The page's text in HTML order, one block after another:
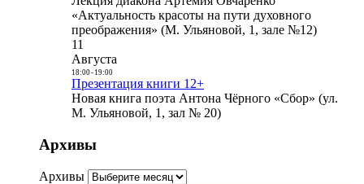
«Актуальность красоты на пути духовного
преображения» (М. Ульяновой, 1, зале №12)
11
Августа
18:00- 19:00
Презентация книги 12+
Новая книга поэта Антона Чёрного «Сбор» (ул.
М. Ульяновой, 1, зал № 20)
Архивы
Архивы